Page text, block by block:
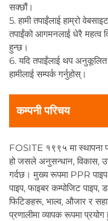
सक्छौं।
5. हामी तपाईंलाई हाम्रो
तपाईंको आगमनलाई धेरै महत्व
हुन्छ।
6. यदि तपाईंलाई थप
हामीलाई सम्पर्क गर्नुहोस्।
कम्पनी परिचय
FOSITE १९९५ मा स्थापना
हो जसले अनुसन्धान, विकास,
गर्दछ। मुख्य रूपमा PPR
पाइप, फाइबर कम्पोजिट
फिटिङहरू, भाल्व, औजार र
प्रणालीमा व्यापक रूपमा